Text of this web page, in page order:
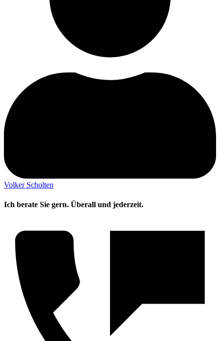
Volker Scholten
Ich berate Sie gern. Überall und jederzeit.